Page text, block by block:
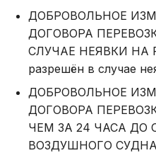
ДОБРОВОЛЬНОЕ
ДОГОВОРА
СЛУЧАЕ НЕЯВКИ НА
разрешён в случае
ДОБРОВОЛЬНОЕ
ДОГОВОРА
ЧЕМ ЗА 24 ЧАСА ДО
ВОЗДУШНОГО СУДНА